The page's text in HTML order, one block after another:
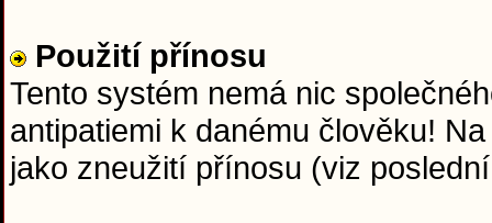
Použití přínosu
Tento systém nemá nic
antipatiemi k danému člověku!
jako zneužití přínosu (viz